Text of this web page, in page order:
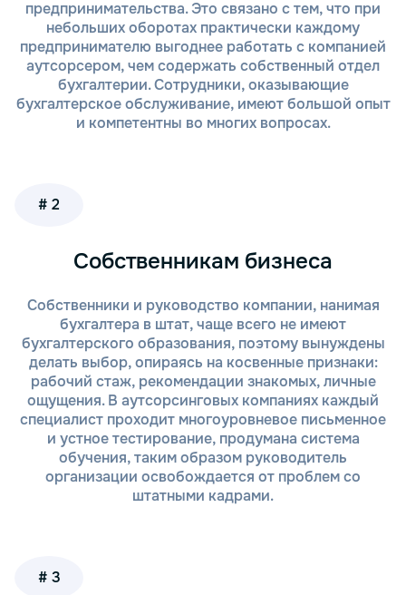
организаций с разнообразными
требованиями.
Удаленный доступ и безопасность данных.
Мы используем современные системы для
работы с бухгалтерией, что гарантирует
безопасность и доступность данных в
любое время.
высококачественное и эффективное бухгалтерское
связанные с бухгалтерией и налоговыми
роста и развития вашей компании.
Как мы работаем?
Первичная консультация. На первом этапе
мы проводим бесплатную консультацию,
чтобы понять потребности вашего бизнеса.
Вы рассказываете нам о специфике вашей
работы, задачах бухгалтерии и
потребностях в отчетности. Мы предложим
предпринимательства. Это связано с тем, что при
небольших оборотах практически каждому
предпринимателю выгоднее работать с компанией
аутсорсером, чем содержать собственный отдел
бухгалтерии. Сотрудники, оказывающие
бухгалтерское обслуживание, имеют большой опыт
и компетентны во многих вопросах.
# 2
Собственникам бизнеса
Собственники и руководство компании, нанимая
бухгалтера в штат, чаще всего не имеют
бухгалтерского образования, поэтому вынуждены
делать выбор, опираясь на косвенные признаки:
рабочий стаж, рекомендации знакомых, личные
ощущения. В аутсорсинговых компаниях каждый
специалист проходит многоуровневое письменное
и устное тестирование, продумана система
обучения, таким образом руководитель
организации освобождается от проблем со
штатными кадрами.
# 3